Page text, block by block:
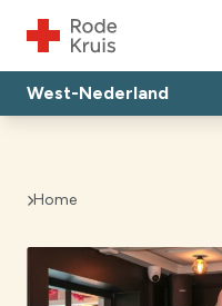
West-Nederland
Home